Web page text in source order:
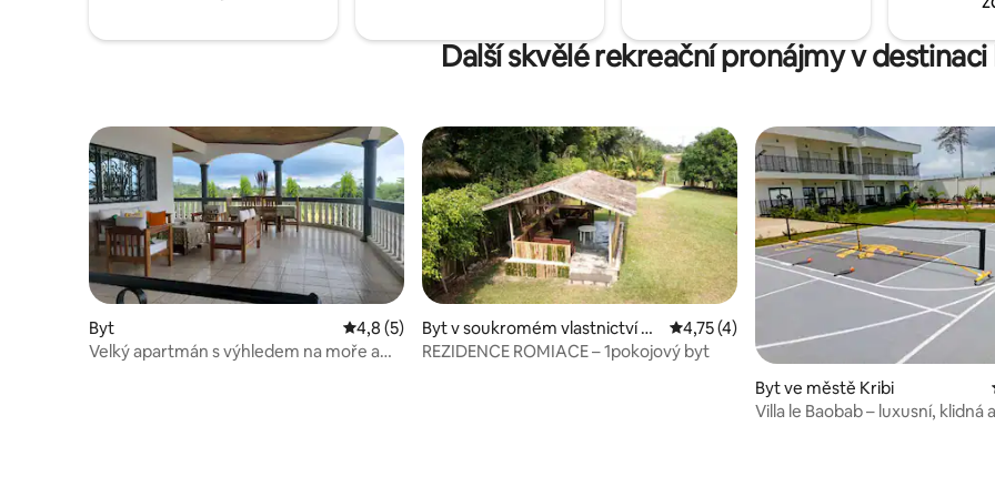
Další skvělé rekreační pronájmy v destinaci
Byt Průměrné hodnocení 4,8 z 5, 5 hodnocení
4,8 (5)
Velký apartmán s výhledem na moře a
Byt v soukromém vlastnictví ve
městě Kribi
Průměrné hodnocení 4,75 z 5, 4 hodnocení
4,75 (4)
REZIDENCE ROMIACE – 1pokojový byt
Byt ve městě Kribi
Villa le Baobab – luxusní, klidná a